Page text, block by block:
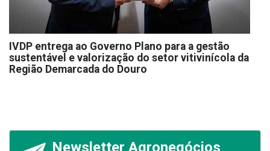
IVDP entrega ao Governo Plano para a gestão
sustentável e valorização do setor vitivinícola da
Região Demarcada do Douro
Newsletter Agronegócios